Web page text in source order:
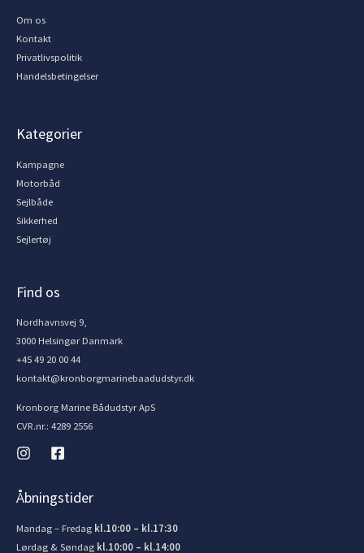
Om os
Kontakt
Privatlivspolitik
Handelsbetingelser
Kategorier
Kampagne
Motorbåd
Sejlbåde
Sikkerhed
Sejlertøj
Find os
Nordhavnsvej 9,
3000 Helsingør Danmark
+45 49 20 00 44
kontakt@kronborgmarinebaadudstyr.dk
Kronborg Marine Bådudstyr ApS
CVR.nr.: 4289 2556
Åbningstider
Mandag – Fredag kl.10:00 – kl.17:30
Lørdag & Søndag kl.10:00 – kl.14:00